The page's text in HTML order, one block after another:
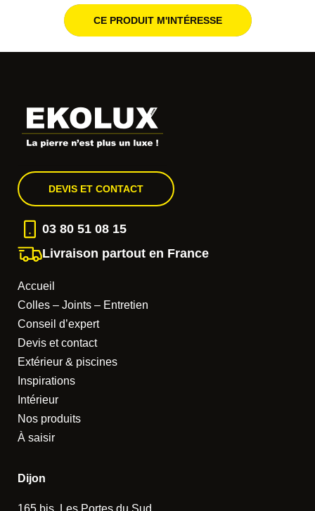
CE PRODUIT M'INTÉRESSE
DEVIS ET CONTACT
03 80 51 08 15
Livraison partout en France
Accueil
Colles – Joints – Entretien
Conseil d’expert
Devis et contact
Extérieur & piscines
Inspirations
Intérieur
Nos produits
À saisir
Dijon
165 bis, Les Portes du Sud